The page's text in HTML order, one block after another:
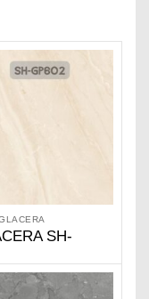
SH-